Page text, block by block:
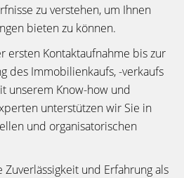
zu verstehen, um Ihnen
bieten zu können.
ersten Kontaktaufnahme bis zur
des Immobilienkaufs, -verkaufs
unserem Know-how und
unterstützen wir Sie in
und organisatorischen
und Erfahrung als